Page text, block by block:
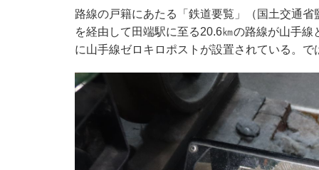
路線の戸籍にあたる「鉄道要覧」（国土交通
を経由して田端駅に至る20.6㎞の路線が山手
に山手線ゼロキロポストが設置されている。